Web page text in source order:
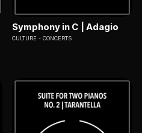
Symphony in C | Adagio
CULTURE CONCERTS